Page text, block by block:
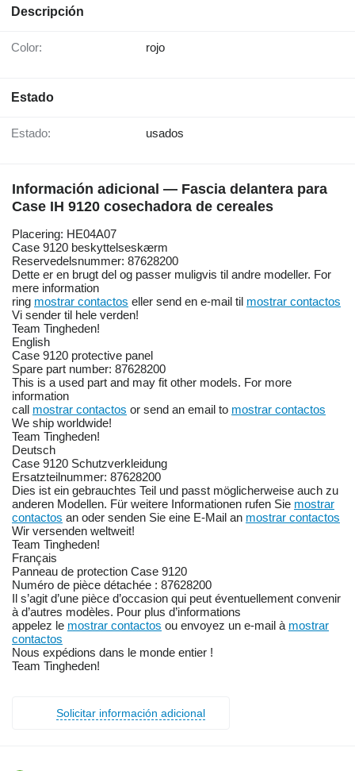
Descripción
Color: rojo
Estado
Estado: usados
Información adicional — Fascia delantera para
Case IH 9120 cosechadora de cereales
Placering: HE04A07
Case 9120 beskyttelseskærm
Reservedelsnummer: 87628200
Dette er en brugt del og passer muligvis til andre modeller. For
mere information
ring mostrar contactos eller send en e-mail til mostrar contactos
Vi sender til hele verden!
Team Tingheden!
English
Case 9120 protective panel
Spare part number: 87628200
This is a used part and may fit other models. For more
information
call mostrar contactos or send an email to mostrar contactos
We ship worldwide!
Team Tingheden!
Deutsch
Case 9120 Schutzverkleidung
Ersatzteilnummer: 87628200
Dies ist ein gebrauchtes Teil und passt möglicherweise auch zu
anderen Modellen. Für weitere Informationen rufen Sie mostrar
contactos an oder senden Sie eine E-Mail an mostrar contactos
Wir versenden weltweit!
Team Tingheden!
Français
Panneau de protection Case 9120
Numéro de pièce détachée : 87628200
Il s’agit d’une pièce d’occasion qui peut éventuellement convenir
à d’autres modèles. Pour plus d’informations
appelez le mostrar contactos ou envoyez un e-mail à mostrar
contactos
Nous expédions dans le monde entier !
Team Tingheden!
Solicitar información adicional